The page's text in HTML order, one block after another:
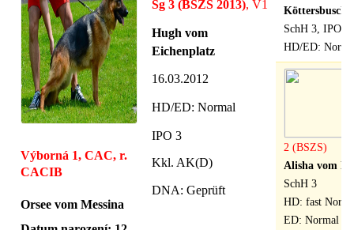
Výborná 1, CAC, r.
CACIB
Orsee vom Messina
Sg 3 (BSZS 2013), V1
Hugh vom
Eichenplatz
16.03.2012
HD/ED: Normal
IPO 3
Kkl. AK(D)
DNA: Geprüft
Köttersbusch
SchH 3, IPO 3
HD/ED:
2 (BSZS)
Alisha vom
SchH 3
HD: fast
ED: Normal